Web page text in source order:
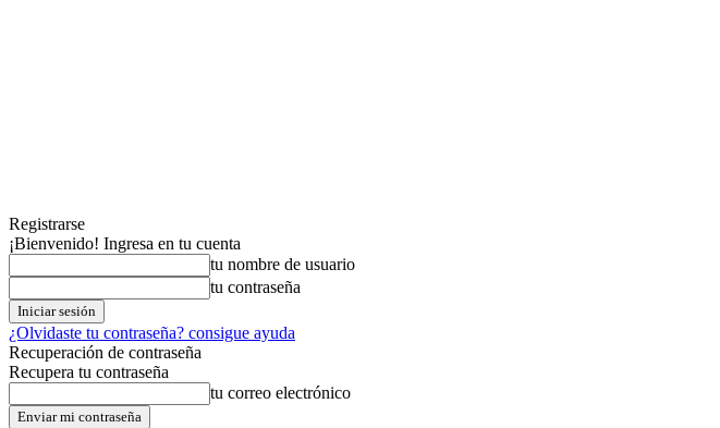
Registrarse
¡Bienvenido! Ingresa en tu cuenta
tu nombre de usuario
tu contraseña
¿Olvidaste tu contraseña? consigue ayuda
Recuperación de contraseña
Recupera tu contraseña
tu correo electrónico